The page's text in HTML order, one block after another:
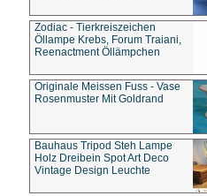
Zodiac - Tierkreiszeichen
Öllampe Krebs, Forum Traiani,
Reenactment Öllämpchen
Originale Meissen Fuss - Vase
Rosenmuster Mit Goldrand
Bauhaus Tripod Steh Lampe
Holz Dreibein Spot Art Deco
Vintage Design Leuchte